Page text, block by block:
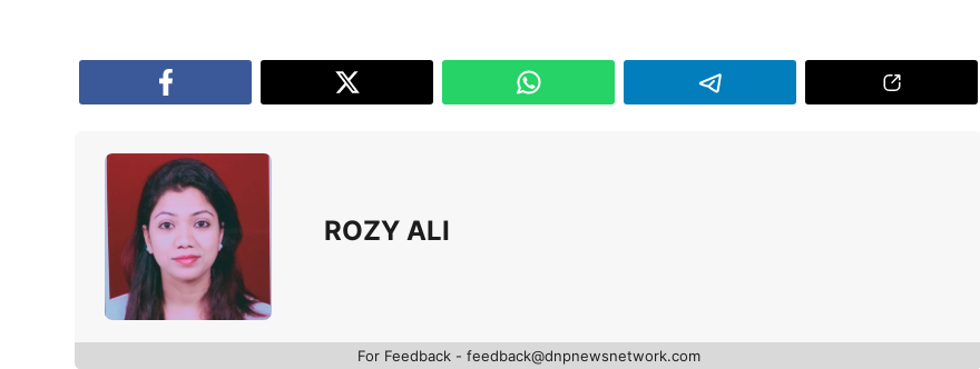
ROZY ALI
For Feedback - feedback@dnpnewsnetwork.com